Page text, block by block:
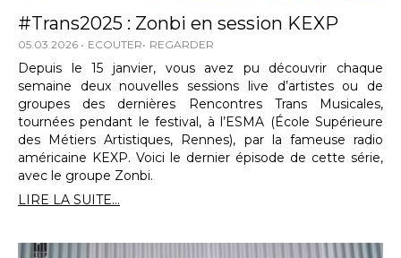
#Trans2025 : Zonbi en session KEXP
05.03.2026 ECOUTER REGARDER
Depuis le 15 janvier, vous avez pu découvrir chaque
semaine deux nouvelles sessions live d’artistes ou de
groupes des dernières Rencontres Trans Musicales,
tournées pendant le festival, à l’ESMA (École Supérieure
des Métiers Artistiques, Rennes), par la fameuse radio
américaine KEXP. Voici le dernier épisode de cette série,
avec le groupe Zonbi.
LIRE LA SUITE...